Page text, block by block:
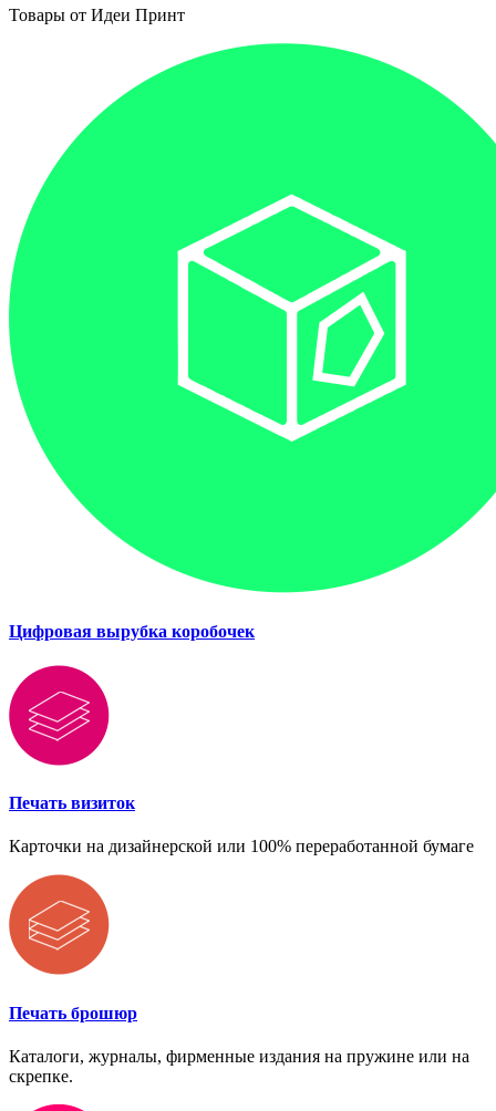
Товары от Идеи Принт
Цифровая вырубка коробочек
Печать визиток
Карточки на дизайнерской или 100% переработанной бумаге
Печать брошюр
Каталоги, журналы, фирменные издания на пружине или на
скрепке.